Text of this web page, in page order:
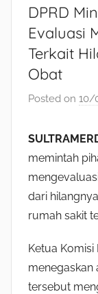
DPRD
Evaluasi
Terkait
Obat
Posted on 10/
memintah
dari
rumah sakit
Ketua Komisi
menegaskan
tersebut